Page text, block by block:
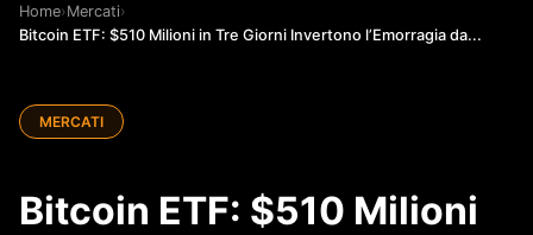
Home›Mercati›
Bitcoin ETF: $510 Milioni in Tre Giorni Invertono l’Emorragia da...
MERCATI
Bitcoin ETF: $510 Milioni